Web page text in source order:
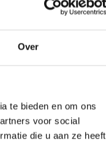
Over
te bieden en om ons
voor social
die u aan ze heeft